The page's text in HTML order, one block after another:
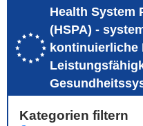
auch in allen Texten
auch Synonyme
auch ähnlich
Health System
(HSPA) -
kontinuierliche
Kategorien filtern